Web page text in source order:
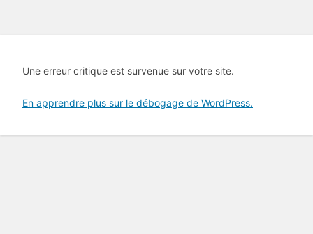
Une erreur critique est survenue sur votre site.
En apprendre plus sur le débogage de WordPress.